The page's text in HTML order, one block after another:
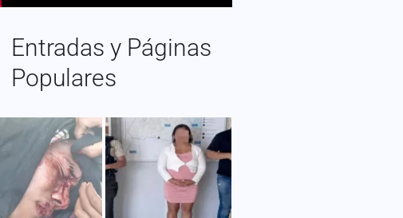
Entradas y Páginas
Populares